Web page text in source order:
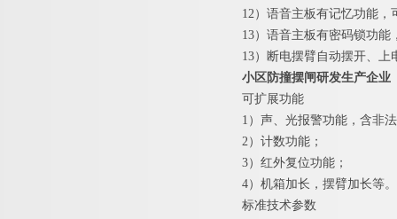
12）语音主板有记忆功能，
13）语音主板有密码锁功
13）断电摆臂自动摆开、
小区防撞摆闸研发生产企业
可扩展功能
1）声、光报警功能，含非
2）计数功能；
3）红外复位功能；
4）机箱加长，摆臂加长等。
标准